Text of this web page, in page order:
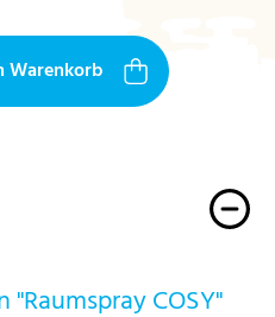
gewünschten Wert
Warenkorb
COSY"